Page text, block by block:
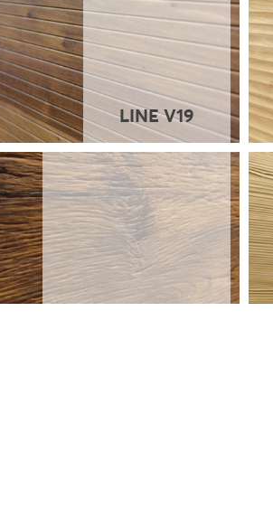
LINE V19
DIAMANT 2.0